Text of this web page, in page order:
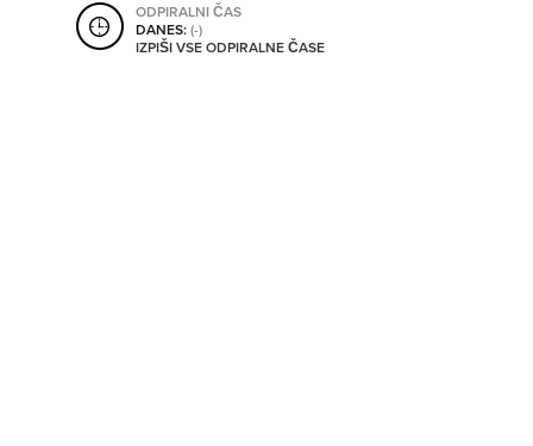
ODPIRALNI ČAS
DANES:(-)
IZPIŠI VSE ODPIRALNE ČASE